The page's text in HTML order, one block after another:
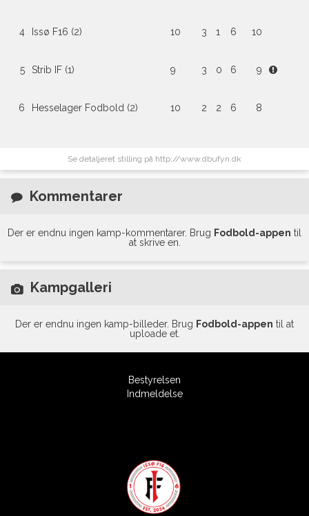
4 Issø F16 (2) 10 3 1 6 10
5 Strib IF (1) 9 3 0 6 9
6 Hesselager Fodbold (2) 10 2 2 6 8
Se detaljeret stilling på http://www.dbufyn.dk
Kommentarer
Der er endnu ingen kamp-kommentarer. Brug Fodbold-appen til
at skrive en.
Kampgalleri
Der er endnu ingen kamp-billeder. Brug Fodbold-appen til at
uploade et.
Bestyrelsen
Indmeldelse